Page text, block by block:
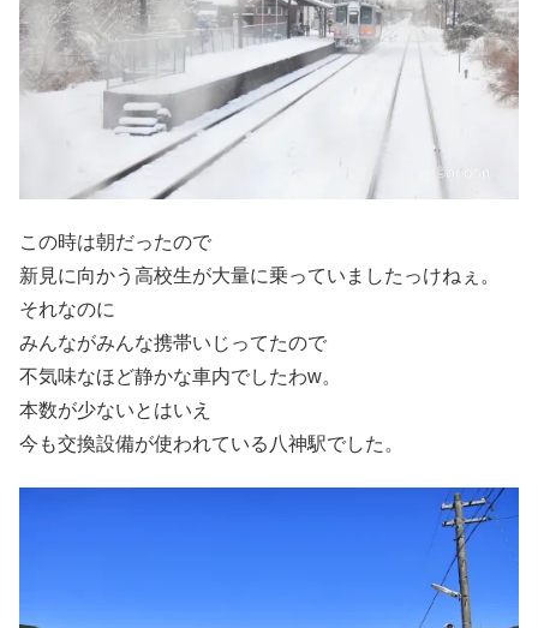
この時は朝だったので
新見に向かう高校生が大量に乗っていましたっけねぇ。
それなのに
みんながみんな携帯いじってたので
不気味なほど静かな車内でしたわw。
本数が少ないとはいえ
今も交換設備が使われている八神駅でした。